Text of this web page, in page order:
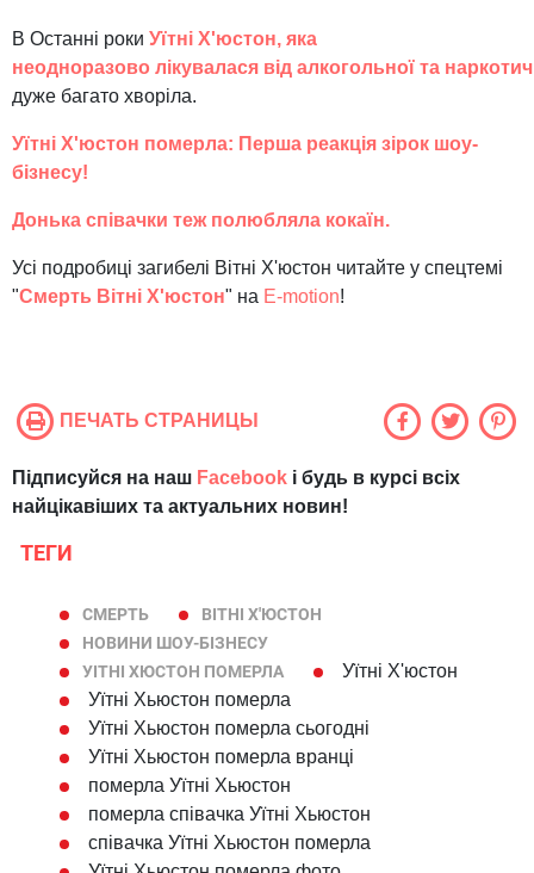
В Останні роки Уїтні Х'юстон, яка
неодноразово лікувалася від алкогольної та
дуже багато хворіла.
Уїтні Х'юстон померла: Перша реакція зірок шоу-
бізнесу!
Донька співачки теж полюбляла кокаїн.
Усі подробиці загибелі Вітні Х'юстон читайте у спецтемі
"Смерть Вітні Х'юстон" на E-motion!
ПЕЧАТЬ СТРАНИЦЫ
Підписуйся на наш Facebook і будь в курсі всіх
найцікавіших та актуальних новин!
ТЕГИ
СМЕРТЬ
ВІТНІ Х'ЮСТОН
НОВИНИ ШОУ-БІЗНЕСУ
УІТНІ ХЮСТОН ПОМЕРЛА
Уїтні Х'юстон
Уїтні Хьюстон померла
Уїтні Хьюстон померла сьогодні
Уїтні Хьюстон померла вранці
померла Уїтні Хьюстон
померла співачка Уїтні Хьюстон
співачка Уїтні Хьюстон померла